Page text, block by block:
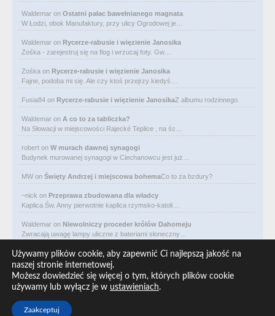
Waldemar on Ostatni pałac bawełnianego magnata
W Łodzi, obok Manufaktury, przy ulicy Ogrodowej je…
Waldemar on Rycerze-rabusie i więzienie Janosika
Zośka - zarejestruj się na flog i wrzucaj foty. Gw…
Zośka on Rycerze-rabusie i więzienie Janosika
Fajne, podoba mi się. Ale czy ktoś przejrzy kiedyś…
Fusia84 on Rycerze-rabusie i więzienie JanosikaZ albumu rodzinnego.
Waldemar on A co to za tabliczka?
Na Słowacji w miejscowości Rajecké Teplice , na śc…
robert on W murach dawnej synagogi
Budynek murowanej synagogi w Ciechanowcu jest już…
MW on Święty Andrzej i miejscowa bohemaCo to za bzdury?
~nick on Przeprawa zbudowana dla władcy
Kaplica Św. Anny pierwotnie kaplica rzymsko-katoli…
Waldemar on Niewolniczy proceder królów Dahomeju
Zwracają uwagę lampy uliczne z bateriami słoneczny…
Waldemar on Adam Asnyk. Poeta z mojego miasta
CIEKAWOSTKA że pod banderą Malty pływa statek m/v…
Waldemar on
Historia na Wawelskim Wzgórzu
Michał Bogoria Skotnicki (1775–1808). Portret Mich…
Używamy plików cookie, aby zapewnić Ci najlepszą jakość na
naszej stronie internetowej.
Możesz dowiedzieć się więcej o tym, których plików cookie
używamy lub wyłącz je w ustawieniach.
Zaakceptuj